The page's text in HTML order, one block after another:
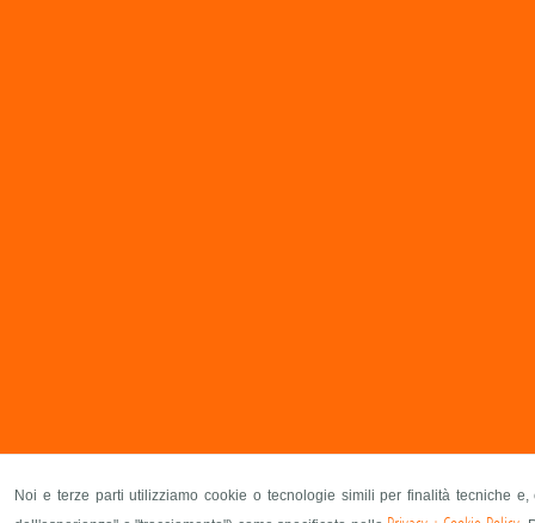
Noi e terze parti utilizziamo cookie o tecnologie simili per finalità tecniche